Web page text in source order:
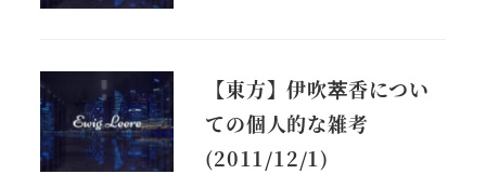
【東方】伊吹萃香につい
ての個人的な雑考
(2011/12/1)